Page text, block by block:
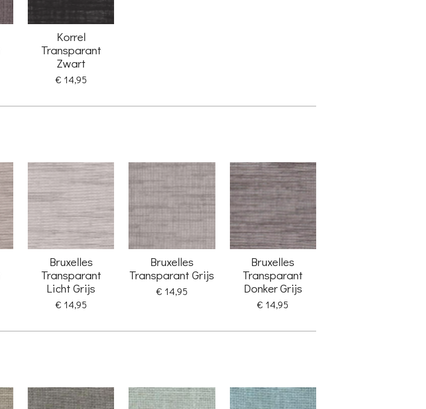
Korrel
Transparant
Zwart
€ 14,95
Bruxelles
Transparant
Licht Grijs
€ 14,95
Bruxelles
Transparant Grijs
€ 14,95
Bruxelles
Transparant
Donker Grijs
€ 14,95